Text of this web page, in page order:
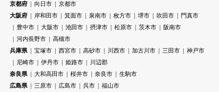
京都府
向日市
京都市
大阪府
岸和田市 箕面市 泉南市 枚方市 堺市 吹田市
門真市
豊中市
大阪市 池田市 摂津市 松原市 茨木市
阪南市
河内長野市
高槻市
兵庫県
宝塚市 西宮市 高砂市 川西市 加古川市 三田市
神戸市
尼崎市
伊丹市 姫路市
川辺郡
奈良県
大和高田市 桜井市 奈良市
生駒市
広島県
三原市 広島市 呉市
福山市